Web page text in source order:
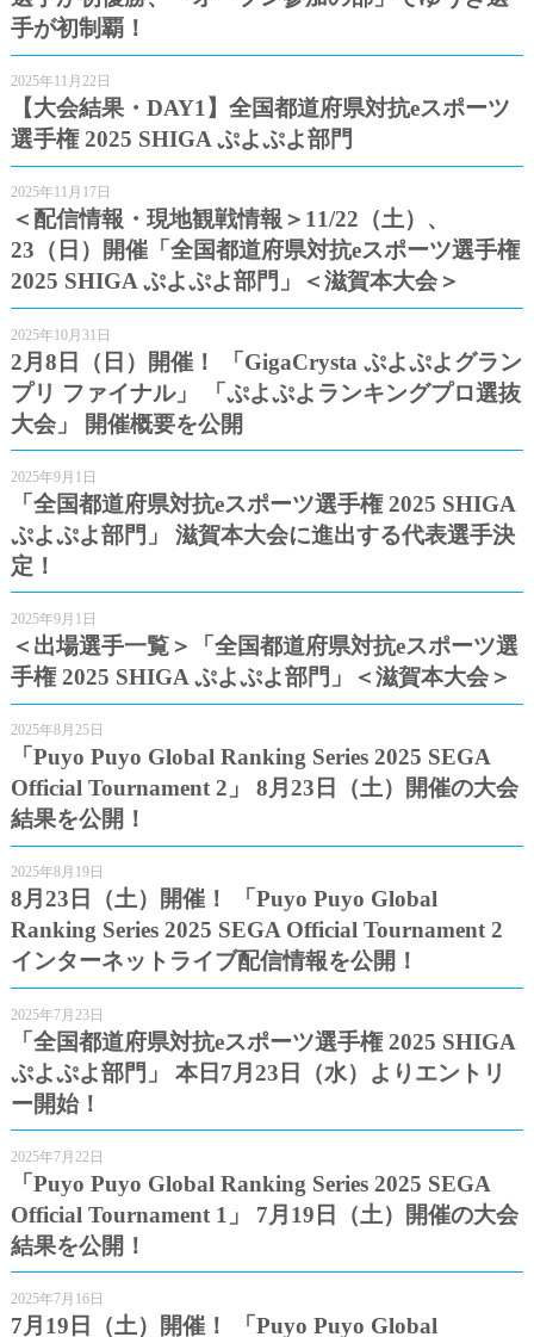
手が初制覇！
2025年11月22日
【大会結果・DAY1】全国都道府県対抗eスポーツ
選手権 2025 SHIGA ぷよぷよ部門
2025年11月17日
＜配信情報・現地観戦情報＞11/22（土）、
23（日）開催「全国都道府県対抗eスポーツ選手権
2025 SHIGA ぷよぷよ部門」＜滋賀本大会＞
2025年10月31日
2月8日（日）開催！ 「GigaCrysta ぷよぷよグラン
プリ ファイナル」 「ぷよぷよランキングプロ選抜
大会」 開催概要を公開
2025年9月1日
「全国都道府県対抗eスポーツ選手権 2025 SHIGA
ぷよぷよ部門」 滋賀本大会に進出する代表選手決
定！
2025年9月1日
＜出場選手一覧＞「全国都道府県対抗eスポーツ選
手権 2025 SHIGA ぷよぷよ部門」＜滋賀本大会＞
2025年8月25日
「Puyo Puyo Global Ranking Series 2025 SEGA
Official Tournament 2」 8月23日（土）開催の大会
結果を公開！
2025年8月19日
8月23日（土）開催！ 「Puyo Puyo Global
Ranking Series 2025 SEGA Official Tournament 2
インターネットライブ配信情報を公開！
2025年7月23日
「全国都道府県対抗eスポーツ選手権 2025 SHIGA
ぷよぷよ部門」 本日7月23日（水）よりエントリ
ー開始！
2025年7月22日
「Puyo Puyo Global Ranking Series 2025 SEGA
Official Tournament 1」 7月19日（土）開催の大会
結果を公開！
2025年7月16日
7月19日（土）開催！ 「Puyo Puyo Global